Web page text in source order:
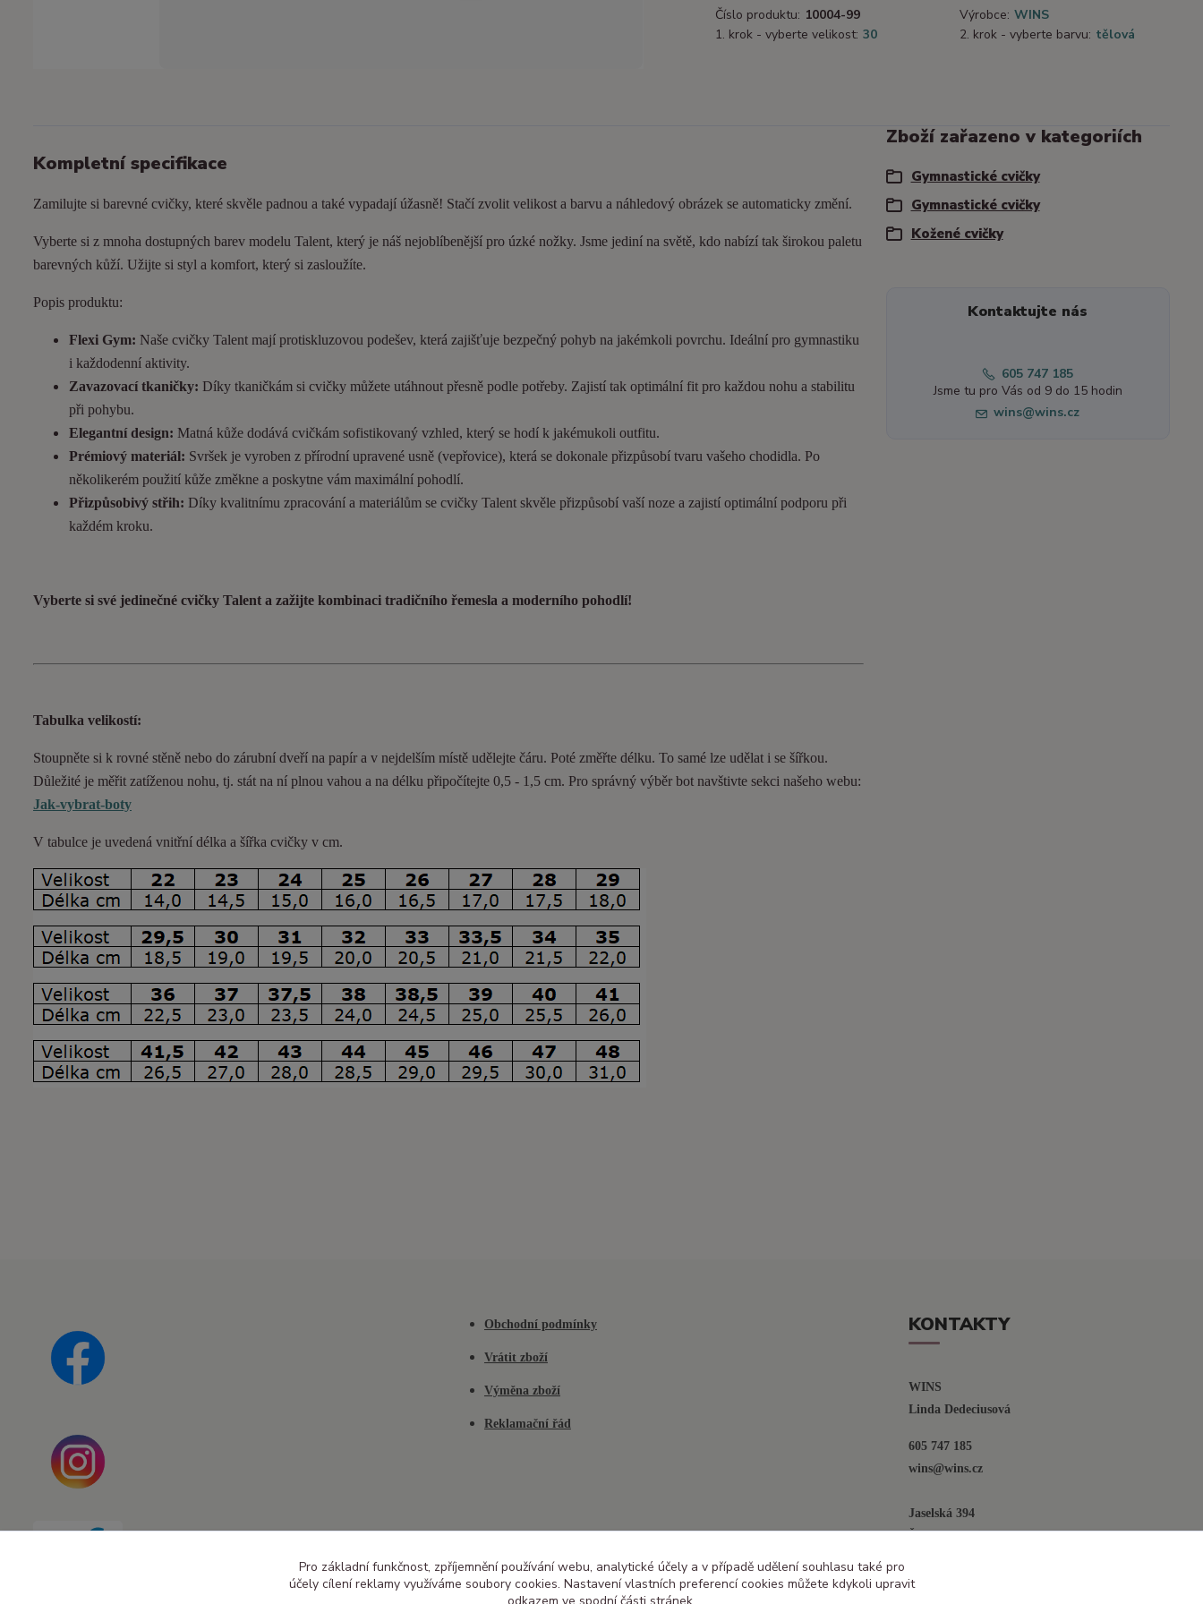
Číslo produktu: 10004-99 Výrobce: WINS
1. krok - vyberte velikost: 30 2. krok - vyberte barvu: tělová
Kompletní specifikace
Zamilujte si barevné cvičky, které skvěle padnou a také vypadají úžasně! Stačí zvolit velikost a barvu a náhledový obrázek se automaticky změní.
Vyberte si z mnoha dostupných barev modelu Talent, který je náš nejoblíbenější pro úzké nožky. Jsme jediní na světě, kdo nabízí tak širokou paletu
barevných kůží. Užijte si styl a komfort, který si zasloužíte.
Popis produktu:
Flexi Gym: Naše cvičky Talent mají protiskluzovou podešev, která zajišťuje bezpečný pohyb na jakémkoli povrchu. Ideální pro gymnastiku
i každodenní aktivity.
Zavazovací tkaničky: Díky tkaničkám si cvičky můžete utáhnout přesně podle potřeby. Zajistí tak optimální fit pro každou nohu a stabilitu
při pohybu.
Elegantní design: Matná kůže dodává cvičkám sofistikovaný vzhled, který se hodí k jakémukoli outfitu.
Prémiový materiál: Svršek je vyroben z přírodní upravené usně (vepřovice), která se dokonale přizpůsobí tvaru vašeho chodidla. Po
několikerém použití kůže změkne a poskytne vám maximální pohodlí.
Přizpůsobivý střih: Díky kvalitnímu zpracování a materiálům se cvičky Talent skvěle přizpůsobí vaší noze a zajistí optimální podporu při
každém kroku.
Vyberte si své jedinečné cvičky Talent a zažijte kombinaci tradičního řemesla a moderního pohodlí!
Tabulka velikostí:
Stoupněte si k rovné stěně nebo do zárubní dveří na papír a v nejdelším místě udělejte čáru. Poté změřte délku. To samé lze udělat i se šířkou.
Důležité je měřit zatíženou nohu, tj. stát na ní plnou vahou a na délku připočítejte 0,5 - 1,5 cm. Pro správný výběr bot navštivte sekci našeho webu:
Jak-vybrat-boty
V tabulce je uvedená vnitřní délka a šířka cvičky v cm.
Zboží zařazeno v kategoriích
Gymnastické cvičky
Gymnastické cvičky
Kožené cvičky
Kontaktujte nás
605 747 185
Jsme tu pro Vás od 9 do 15 hodin
wins@wins.cz
Obchodní podmínky
Vrátit zboží
Výměna zboží
Reklamační řád
KONTAKTY
WINS
Linda Dedeciusová
605 747 185
wins@wins.cz
Jaselská 394
Šenov u N. Jičína
Pro základní funkčnost, zpříjemnění používání webu, analytické účely a v případě udělení souhlasu také pro
účely cílení reklamy využíváme soubory cookies. Nastavení vlastních preferencí cookies můžete kdykoli upravit